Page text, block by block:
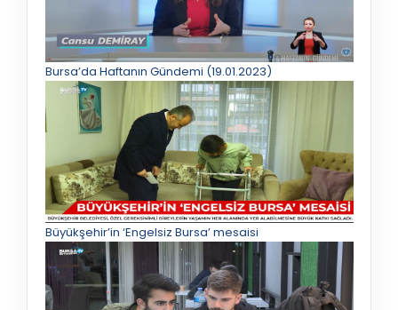
Bursa’da Haftanın Gündemi (19.01.2023)
Büyükşehir’in ‘Engelsiz Bursa’ mesaisi